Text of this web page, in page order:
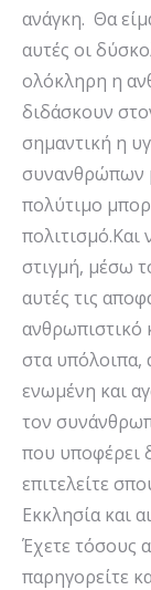
ανάγκη. Θα
αυτές οι
ολόκληρη η
διδάσκουν
σημαντική η
συνανθρώπων
πολύτιμο
στιγμή, μέσω
αυτές τις
ανθρωπιστικό
στα υπόλοιπα,
ενωμένη και
τον
που υποφέρει
επιτελείτε
Εκκλησία και
Έχετε τόσους
παρηγορείτε